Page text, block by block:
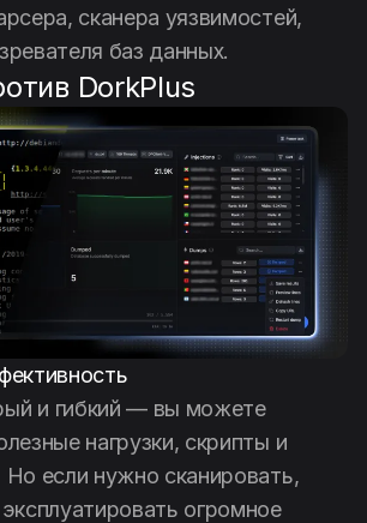
сканера уязвимостей,
баз данных.
DorkPlus
и гибкий — вы можете
нагрузки, скрипты и
если нужно сканировать,
огромное